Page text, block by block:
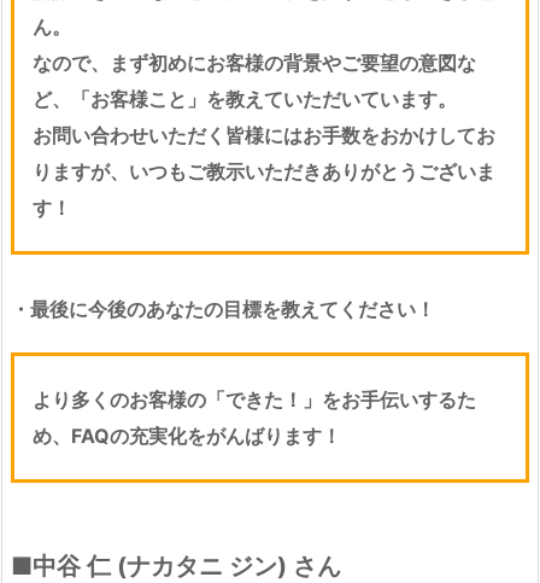
ん。
なので、まず初めにお客様の背景やご要望の意図な
ど、「お客様こと」を教えていただいています。
お問い合わせいただく皆様にはお手数をおかけしてお
りますが、いつもご教示いただきありがとうございま
す！
・最後に今後のあなたの目標を教えてください！
より多くのお客様の「できた！」をお手伝いするた
め、FAQの充実化をがんばります！
■中谷 仁 (ナカタニ ジン) さん